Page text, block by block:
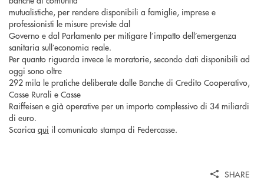
mutualistiche, per rendere disponibili a famiglie, imprese e
professionisti le misure previste dal
Governo e dal Parlamento per mitigare l’impatto dell’emergenza
sanitaria sull’economia reale.
Per quanto riguarda invece le moratorie, secondo dati disponibili ad
oggi sono oltre
292 mila le pratiche deliberate dalle Banche di Credito Cooperativo,
Casse Rurali e Casse
Raiffeisen e già operative per un importo complessivo di 34 miliardi
di euro.
Scarica qui il comunicato stampa di Federcasse.
SHARE